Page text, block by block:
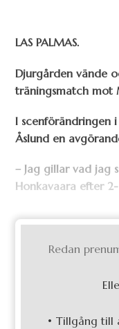
LAS PALMAS.
Djurgården vände
träningsmatch mot
I scenförändringen
Åslund en
– Jag gillar vad jag
Honkavaara efter 2-
Redan
• Tillgång till